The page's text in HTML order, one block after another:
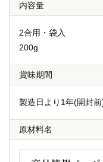
内容量
2合用・袋入
200g
賞味期間
製造日より1年(開封前
原材料名